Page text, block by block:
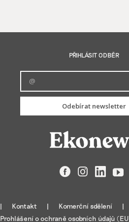
PŘIHLÁSIT ODBĚR
Odebírat newsletter
FacebookInstagram
Kontakt Komerční sdělení
Prohlášení o ochraně osobních údajů